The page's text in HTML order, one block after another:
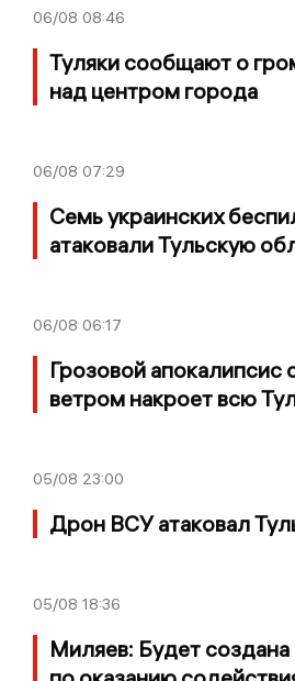
06/08 08:46
Туляки сообщают о
над центром города
06/08 07:29
Семь украинских
атаковали Тульскую
06/08 06:17
Грозовой апокалипсис
ветром накроет всю
05/08 23:00
Дрон ВСУ атаковал
05/08 18:36
Миляев: Будет создана